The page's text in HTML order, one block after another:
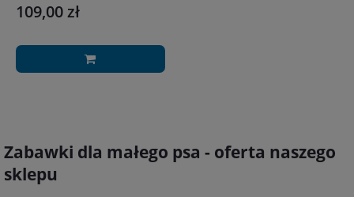
109,00 zł
Zabawki dla małego psa - oferta naszego
sklepu